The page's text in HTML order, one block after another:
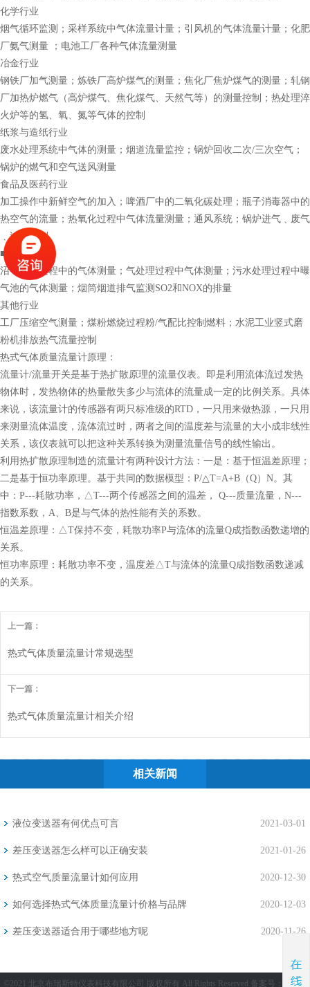
化学行业
烟气循环监测；采样系统中气体流量计量；引风机的气体流量计量；化肥
厂氨气测量 ；电池工厂各种气体流量测量
冶金行业
钢铁厂加气测量；炼铁厂高炉煤气的测量；焦化厂焦炉煤气的测量；轧钢
厂加热炉燃气（高炉煤气、焦化煤气、天然气等）的测量控制；热处理淬
火炉等的氢、氧、氮等气体的控制
纸浆与造纸行业
废水处理系统中气体的测量；烟道流量监控；锅炉回收二次/三次空气；
锅炉的燃气和空气送风测量
食品及医药行业
加工操作中新鲜空气的加入；啤酒厂中的二氧化碳处理；瓶子消毒器中的
热空气的流量；热氧化过程中气体流量测量；通风系统；锅炉进气﹑废气
﹑过程控制
■环保
沼气利用过程中的气体测量；气处理过程中气体测量；污水处理过程中曝
气池的气体测量；烟筒烟道排气监测SO2和NOX的排量
其他行业
工厂压缩空气测量；煤粉燃烧过程粉/气配比控制燃料；水泥工业竖式磨
粉机排放热气流量控制
热式气体质量流量计原理：
流量计/流量开关是基于热扩散原理的流量仪表。即是利用流体流过发热
物体时，发热物体的热量散失多少与流体的流量成一定的比例关系。具体
来说，该流量计的传感器有两只标准级的RTD，一只用来做热源，一只用
来测量流体温度，流体流过时，两者之间的温度差与流量的大小成非线性
关系，该仪表就可以把这种关系转换为测量流量信号的线性输出。
利用热扩散原理制造的流量计有两种设计方法：一是：基于恒温差原理；
二是基于恒功率原理。基于共同的数据模型：P/△T=A+B（Q）N。其
中：P---耗散功率，△T---两个传感器之间的温差， Q---质量流量，N---
指数系数，A、B是与气体的热性能有关的系数。
恒温差原理：△T保持不变，耗散功率P与流体的流量Q成指数函数递增的
关系。
恒功率原理：耗散功率不变，温度差△T与流体的流量Q成指数函数递减
的关系。
上一篇：
热式气体质量流量计常规选型
下一篇：
热式气体质量流量计相关介绍
相关新闻
液位变送器有何优点可言 2021-03-01
差压变送器怎么样可以正确安装 2021-01-26
热式空气质量流量计如何应用 2020-12-30
如何选择热式气体质量流量计价格与品牌 2020-12-03
差压变送器适合用于哪些地方呢 2020-11-26
©2021 北京布瑞斯特仪表科技有限公司 版权所有 All Rights Reserved 备案号： 京ICP